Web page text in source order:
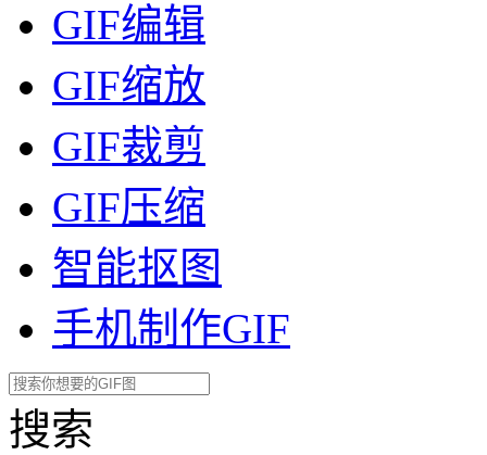
GIF编辑
GIF缩放
GIF裁剪
GIF压缩
智能抠图
手机制作GIF
搜索